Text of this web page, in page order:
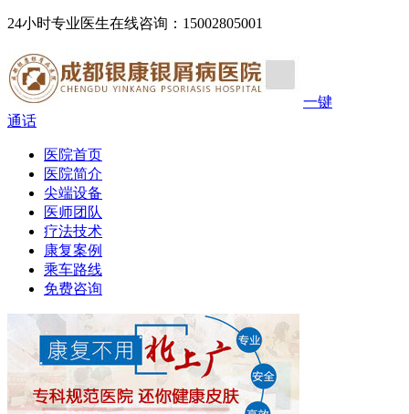
24小时专业医生在线咨询：15002805001
一键
通话
医院首页
医院简介
尖端设备
医师团队
疗法技术
康复案例
乘车路线
免费咨询